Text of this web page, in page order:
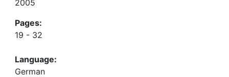
2005
Pages:
19 - 32
Language:
German